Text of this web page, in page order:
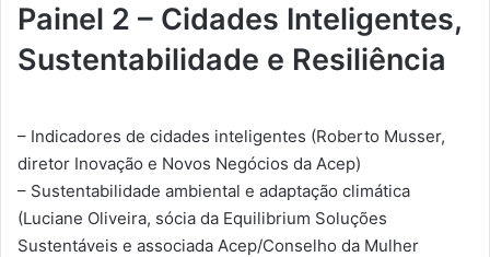
Painel 2 – Cidades Inteligentes,
Sustentabilidade e Resiliência
– Indicadores de cidades inteligentes (Roberto Musser,
diretor Inovação e Novos Negócios da Acep)
– Sustentabilidade ambiental e adaptação climática
(Luciane Oliveira, sócia da Equilibrium Soluções
Sustentáveis e associada Acep/Conselho da Mulher